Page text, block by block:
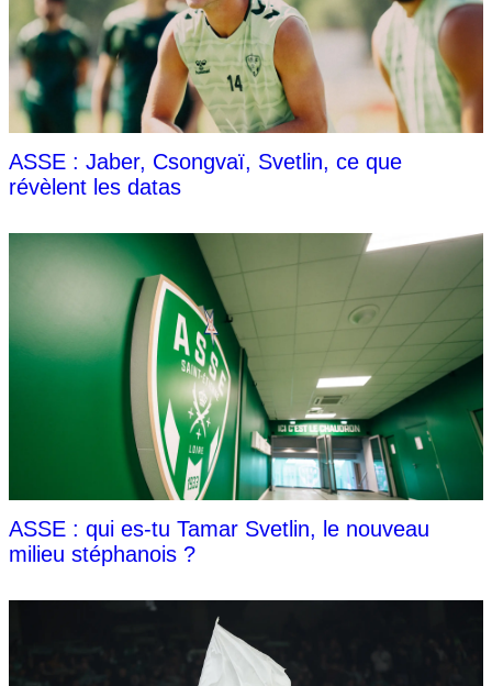
ASSE : Jaber, Csongvaï, Svetlin, ce que
révèlent les datas
ASSE : qui es-tu Tamar Svetlin, le nouveau
milieu stéphanois ?